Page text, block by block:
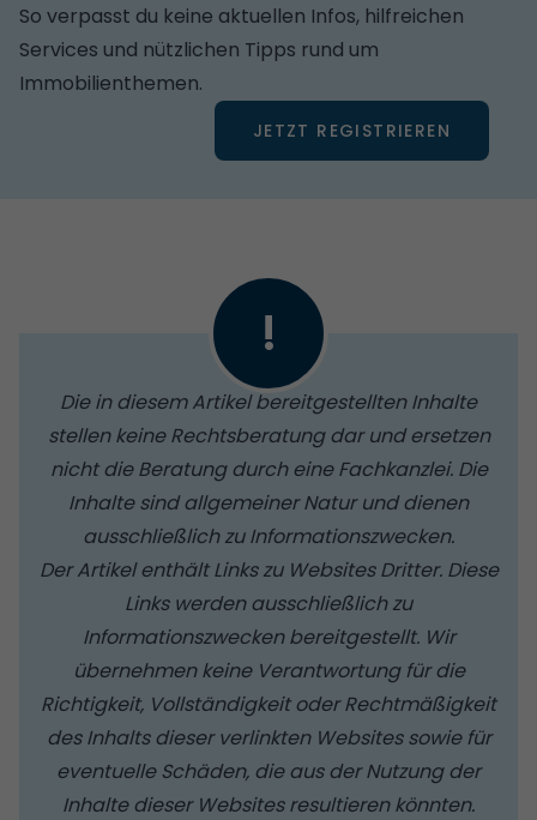
So verpasst du keine aktuellen Infos, hilfreichen
Services und nützlichen Tipps rund um
Immobilienthemen.
JETZT REGISTRIEREN
!
Die in diesem Artikel bereitgestellten Inhalte
stellen keine Rechtsberatung dar und ersetzen
nicht die Beratung durch eine Fachkanzlei. Die
Inhalte sind allgemeiner Natur und dienen
ausschließlich zu Informationszwecken.
Der Artikel enthält Links zu Websites Dritter. Diese
Links werden ausschließlich zu
Informationszwecken bereitgestellt. Wir
übernehmen keine Verantwortung für die
Richtigkeit, Vollständigkeit oder Rechtmäßigkeit
des Inhalts dieser verlinkten Websites sowie für
eventuelle Schäden, die aus der Nutzung der
Inhalte dieser Websites resultieren könnten.